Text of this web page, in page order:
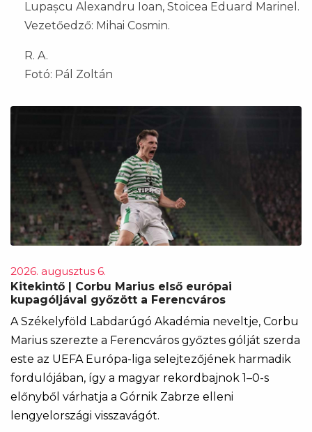
Lupașcu Alexandru Ioan, Stoicea Eduard Marinel.
Vezetőedző: Mihai Cosmin.
R. A.
Fotó: Pál Zoltán
2026. augusztus 6.
Kitekintő | Corbu Marius első európai
kupagóljával győzött a Ferencváros
A Székelyföld Labdarúgó Akadémia neveltje, Corbu
Marius szerezte a Ferencváros győztes gólját szerda
este az UEFA Európa-liga selejtezőjének harmadik
fordulójában, így a magyar rekordbajnok 1–0-s
előnyből várhatja a Górnik Zabrze elleni
lengyelországi visszavágót.